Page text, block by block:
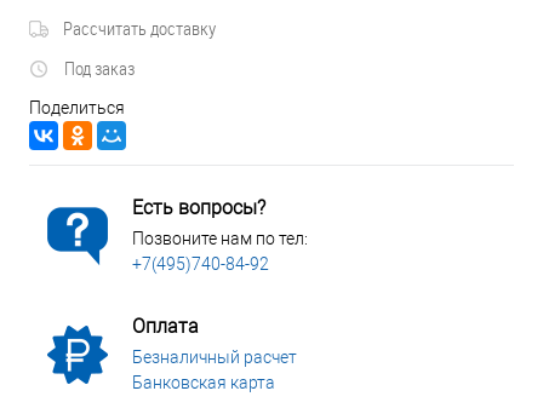
Рассчитать доставку
Под заказ
Поделиться
Есть вопросы?
Позвоните нам по тел:
+7(495)740-84-92
Оплата
Безналичный расчет
Банковская карта